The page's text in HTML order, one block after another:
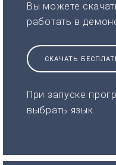
Вы можете
работать в
СКАЧАТЬ
При запуске
выбрать язык.